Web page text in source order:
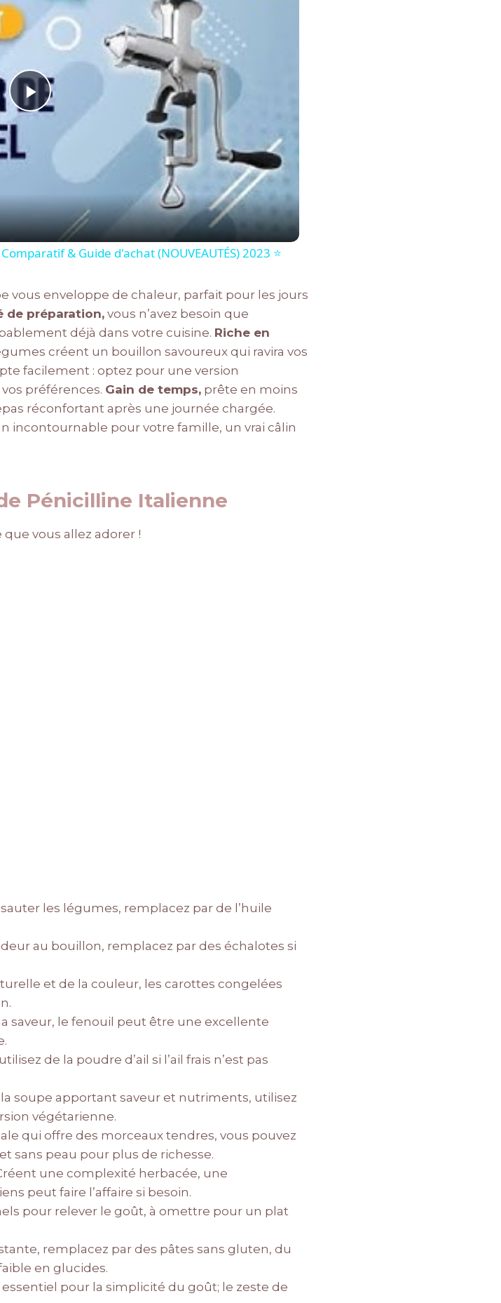
Play
Comparatif & Guide d'achat (NOUVEAUTÉS) 2023 ⭐️
vous enveloppe de chaleur, parfait pour les jours
de préparation,vous n’avez besoin que
déjà dans votre cuisine. Riche en
créent un bouillon savoureux qui ravira vos
facilement : optez pour une version
préférences. Gain de temps, prête en moins
réconfortant après une journée chargée.
incontournable pour votre famille, un vrai câlin
Pénicilline Italienne
vous allez adorer !
les légumes, remplacez par de l’huile
au bouillon, remplacez par des échalotes si
et de la couleur, les carottes congelées
saveur, le fenouil peut être une excellente
de la poudre d’ail si l’ail frais n’est pas
soupe apportant saveur et nutriments, utilisez
végétarienne.
qui offre des morceaux tendres, vous pouvez
sans peau pour plus de richesse.
une complexité herbacée, une
peut faire l’affaire si besoin.
pour relever le goût, à omettre pour un plat
remplacez par des pâtes sans gluten, du
en glucides.
essentiel pour la simplicité du goût; le zeste de